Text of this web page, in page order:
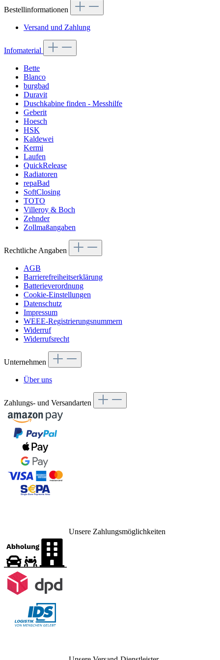
Bestellinformationen
Versand und Zahlung
Infomaterial
Bette
Blanco
burgbad
Duravit
Duschkabine finden - Messhilfe
Geberit
Hoesch
HSK
Kaldewei
Kermi
Laufen
QuickRelease
Radiatoren
repaBad
SoftClosing
TOTO
Villeroy & Boch
Zehnder
Zollmaßangaben
Rechtliche Angaben
AGB
Barrierefreiheitserklärung
Batterieverordnung
Cookie-Einstellungen
Datenschutz
Impressum
WEEE-Registrierungsnummern
Widerruf
Widerrufsrecht
Unternehmen
Über uns
Zahlungs- und Versandarten
Unsere Zahlungsmöglichkeiten